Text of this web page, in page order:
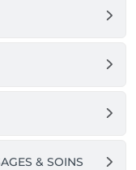
& SOINS